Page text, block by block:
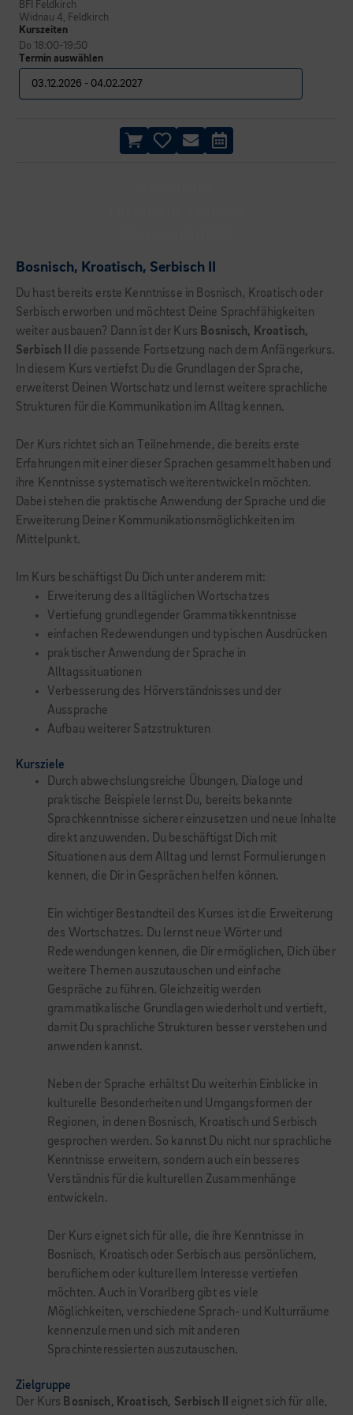
BFI Feldkirch
Widnau 4, Feldkirch
Termin auswählen
Kurszeiten
Do 18:00-19:50
Bosnisch, Kroatisch, Serbisch II
Du hast bereits erste Kenntnisse in Bosnisch, Kroatisch oder
Serbisch erworben und möchtest Deine Sprachfähigkeiten
weiter ausbauen? Dann ist der Kurs Bosnisch, Kroatisch,
Serbisch II
die passende Fortsetzung nach dem Anfängerkurs.
In diesem Kurs vertiefst Du die Grundlagen der Sprache,
erweiterst Deinen Wortschatz und lernst weitere sprachliche
Strukturen für die Kommunikation im Alltag kennen.
Der Kurs richtet sich an Teilnehmende, die bereits erste
Erfahrungen mit einer dieser Sprachen gesammelt haben und
ihre Kenntnisse systematisch weiterentwickeln möchten.
Dabei stehen die praktische Anwendung der Sprache und die
Erweiterung Deiner Kommunikationsmöglichkeiten im
Mittelpunkt.
Im Kurs beschäftigst Du Dich unter anderem mit:
Erweiterung des alltäglichen Wortschatzes
Vertiefung grundlegender Grammatikkenntnisse
einfachen Redewendungen und typischen Ausdrücken
praktischer Anwendung der Sprache in
Alltagssituationen
Verbesserung des Hörverständnisses und der
Aussprache
Aufbau weiterer Satzstrukturen
Kursziele
Durch abwechslungsreiche Übungen, Dialoge und
praktische Beispiele lernst Du, bereits bekannte
Sprachkenntnisse sicherer einzusetzen und neue Inhalte
direkt anzuwenden. Du beschäftigst Dich mit
Situationen aus dem Alltag und lernst Formulierungen
kennen, die Dir in Gesprächen helfen können.
Ein wichtiger Bestandteil des Kurses ist die Erweiterung
des Wortschatzes. Du lernst neue Wörter und
Redewendungen kennen, die Dir ermöglichen, Dich über
weitere Themen auszutauschen und einfache
Gespräche zu führen. Gleichzeitig werden
grammatikalische Grundlagen wiederholt und vertieft,
damit Du sprachliche Strukturen besser verstehen und
anwenden kannst.
Neben der Sprache erhältst Du weiterhin Einblicke in
kulturelle Besonderheiten und Umgangsformen der
Regionen, in denen Bosnisch, Kroatisch und Serbisch
gesprochen werden. So kannst Du nicht nur sprachliche
Kenntnisse erweitern, sondern auch ein besseres
Verständnis für die kulturellen Zusammenhänge
entwickeln.
Der Kurs eignet sich für alle, die ihre Kenntnisse in
Bosnisch, Kroatisch oder Serbisch aus persönlichem,
beruflichem oder kulturellem Interesse vertiefen
möchten. Auch in Vorarlberg gibt es viele
Möglichkeiten, verschiedene Sprach- und Kulturräume
kennenzulernen und sich mit anderen
Sprachinteressierten auszutauschen.
Zielgruppe
Der Kurs Bosnisch, Kroatisch, Serbisch II eignet sich für alle,